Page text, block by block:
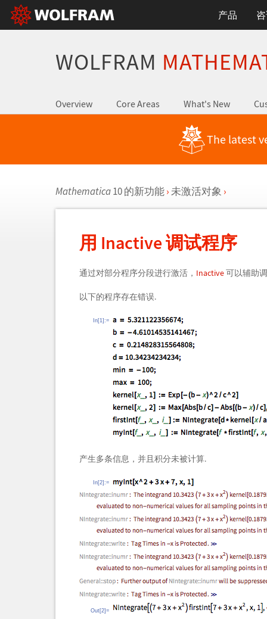
产品
WOLFRAM
Overview Core Areas What's New
The latest
Mathematica10 的新功能 ›未激活对象 ›
用 Inactive 调试程序
通过对部分程序分段进行激活， Inactive可以辅助
以下的程序存在错误.
In[1]:=
产生多条信息，并且积分未被计算.
In[2]:=
Out[2]=